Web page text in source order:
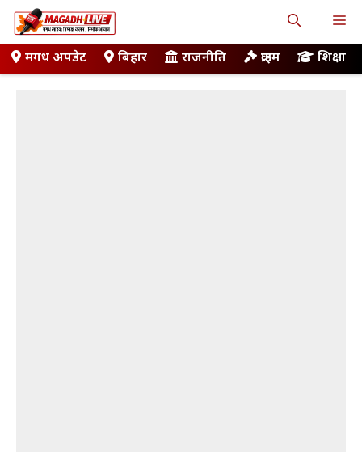
Skip
to
contentमगध अपडेट बिहार राजनीति क्राइम शिक्षा